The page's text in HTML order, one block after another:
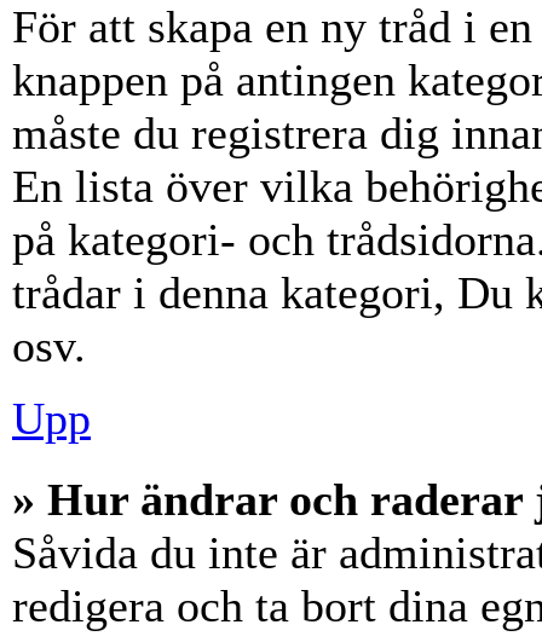
För att skapa en ny tråd i
knappen på antingen
måste du registrera dig
En lista över vilka
på kategori- och
trådar i denna kategori, Du
osv.
Upp
» Hur ändrar och raderar
Såvida du inte är
redigera och ta bort dina